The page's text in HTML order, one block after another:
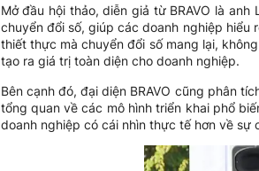
Mở đầu hội thảo, diễn giả từ BRAVO là
chuyển đổi số, giúp các doanh nghiệp
thiết thực mà chuyển đổi số mang lại,
tạo ra giá trị toàn diện cho doanh nghiệp.
Bên cạnh đó, đại diện BRAVO cũng phân
tổng quan về các mô hình triển khai phổ
doanh nghiệp có cái nhìn thực tế hơn về sự